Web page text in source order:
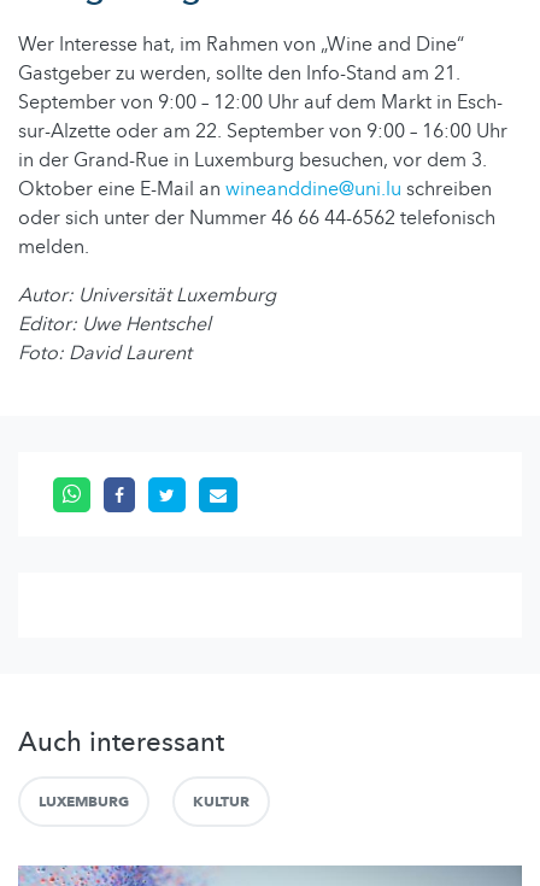
Wer Interesse hat, im Rahmen von „Wine and Dine“
Gastgeber zu werden, sollte den Info-Stand am 21.
September von 9:00 – 12:00 Uhr auf dem Markt in Esch-
sur-Alzette oder am 22. September von 9:00 – 16:00 Uhr
in der Grand-Rue in Luxemburg besuchen, vor dem 3.
Oktober eine E-Mail an wineanddine@uni.lu schreiben
oder sich unter der Nummer 46 66 44-6562 telefonisch
melden.
Autor: Universität Luxemburg
Editor: Uwe Hentschel
Foto: David Laurent
Auch interessant
LUXEMBURG KULTUR